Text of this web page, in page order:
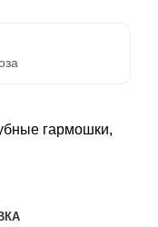
гармошки,